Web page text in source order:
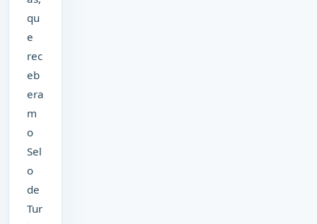
qu
e
rec
eb
era
m
o
Sel
o
de
Tur